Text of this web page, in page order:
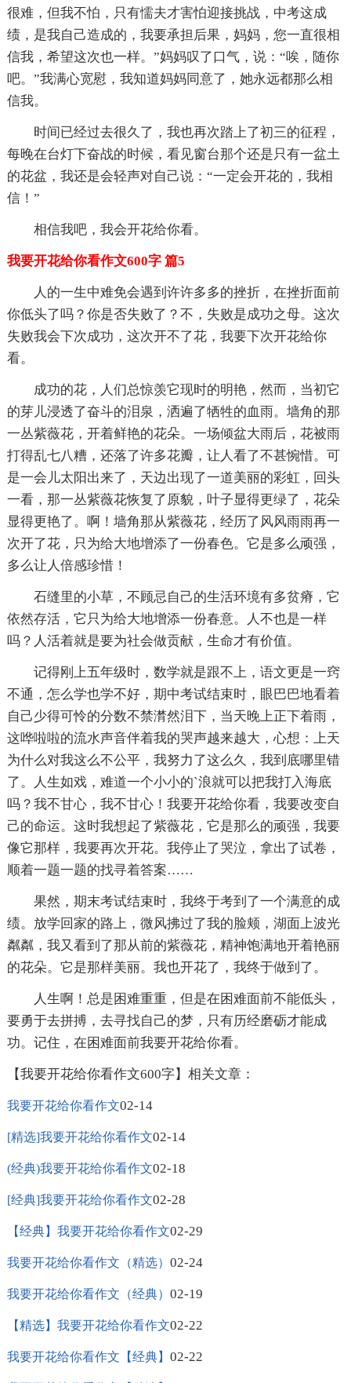
很难，但我不怕，只有懦夫才害怕迎接挑战，中考这成
绩，是我自己造成的，我要承担后果，妈妈，您一直很相
信我，希望这次也一样。”妈妈叹了口气，说：“唉，随你
吧。”我满心宽慰，我知道妈妈同意了，她永远都那么相
信我。
时间已经过去很久了，我也再次踏上了初三的征程，
每晚在台灯下奋战的时候，看见窗台那个还是只有一盆土
的花盆，我还是会轻声对自己说：“一定会开花的，我相
信！”
相信我吧，我会开花给你看。
我要开花给你看作文600字 篇5
人的一生中难免会遇到许许多多的挫折，在挫折面前
你低头了吗？你是否失败了？不，失败是成功之母。这次
失败我会下次成功，这次开不了花，我要下次开花给你
看。
成功的花，人们总惊羡它现时的明艳，然而，当初它
的芽儿浸透了奋斗的泪泉，洒遍了牺牲的血雨。墙角的那
一丛紫薇花，开着鲜艳的花朵。一场倾盆大雨后，花被雨
打得乱七八糟，还落了许多花瓣，让人看了不甚惋惜。可
是一会儿太阳出来了，天边出现了一道美丽的彩虹，回头
一看，那一丛紫薇花恢复了原貌，叶子显得更绿了，花朵
显得更艳了。啊！墙角那从紫薇花，经历了风风雨雨再一
次开了花，只为给大地增添了一份春色。它是多么顽强，
多么让人倍感珍惜！
石缝里的小草，不顾忌自己的生活环境有多贫瘠，它
依然存活，它只为给大地增添一份春意。人不也是一样
吗？人活着就是要为社会做贡献，生命才有价值。
记得刚上五年级时，数学就是跟不上，语文更是一窍
不通，怎么学也学不好，期中考试结束时，眼巴巴地看着
自己少得可怜的分数不禁潸然泪下，当天晚上正下着雨，
这哗啦啦的流水声音伴着我的哭声越来越大，心想：上天
为什么对我这么不公平，我努力了这么久，我到底哪里错
了。人生如戏，难道一个小小的`浪就可以把我打入海底
吗？我不甘心，我不甘心！我要开花给你看，我要改变自
己的命运。这时我想起了紫薇花，它是那么的顽强，我要
像它那样，我要再次开花。我停止了哭泣，拿出了试卷，
顺着一题一题的找寻着答案……
果然，期末考试结束时，我终于考到了一个满意的成
绩。放学回家的路上，微风拂过了我的脸颊，湖面上波光
粼粼，我又看到了那从前的紫薇花，精神饱满地开着艳丽
的花朵。它是那样美丽。我也开花了，我终于做到了。
人生啊！总是困难重重，但是在困难面前不能低头，
要勇于去拼搏，去寻找自己的梦，只有历经磨砺才能成
功。记住，在困难面前我要开花给你看。
【我要开花给你看作文600字】相关文章：
我要开花给你看作文02-14
[精选]我要开花给你看作文02-14
(经典)我要开花给你看作文02-18
[经典]我要开花给你看作文02-28
【经典】我要开花给你看作文02-29
我要开花给你看作文（精选） 02-24
我要开花给你看作文（经典） 02-19
【精选】我要开花给你看作文02-22
我要开花给你看作文【经典】 02-22